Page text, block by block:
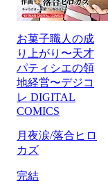
お菓子職人の成
り上がり〜天才
パティシエの領
地経営〜デジコ
レ DIGITAL
COMICS
月夜涙/落合ヒロ
カズ
完結